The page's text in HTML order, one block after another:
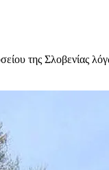
της Σλοβενίας